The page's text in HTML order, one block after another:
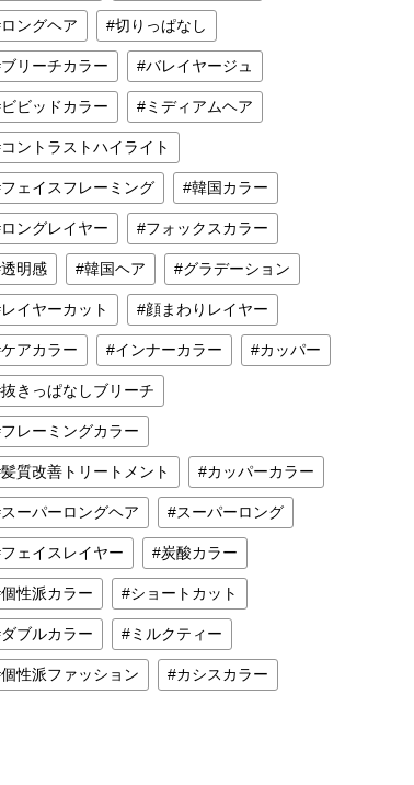
ロングヘア 切りっぱなし
ブリーチカラー バレイヤージュ
ビビッドカラー ミディアムヘア
コントラストハイライト
フェイスフレーミング 韓国カラー
ロングレイヤー フォックスカラー
透明感 韓国ヘア グラデーション
レイヤーカット 顔まわりレイヤー
ケアカラー インナーカラー カッパー
抜きっぱなしブリーチ
フレーミングカラー
髪質改善トリートメント カッパーカラー
スーパーロングヘア スーパーロング
フェイスレイヤー 炭酸カラー
個性派カラー ショートカット
ダブルカラー ミルクティー
個性派ファッション カシスカラー